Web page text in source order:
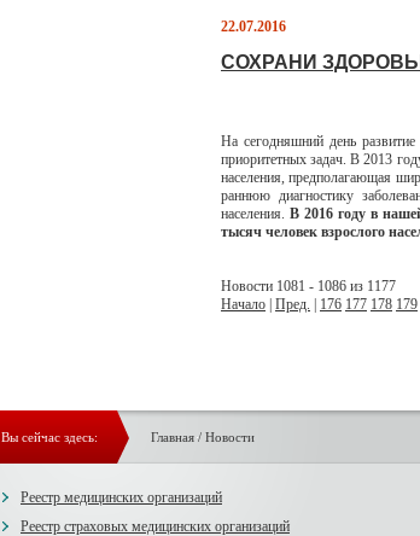
22.07.2016
СОХРАНИ
На сегодняшний день
приоритетных задач. В 2013
населения, предполагающая
раннюю диагностику
населения. В 2016 году в
тысяч человек взрослого
Новости 1081 - 1086 из 1177
Начало Пред. 176 177 178 179
Вы сейчас здесь: Главная/ Новости
Реестр медицинских организаций
Реестр страховых медицинских организаций